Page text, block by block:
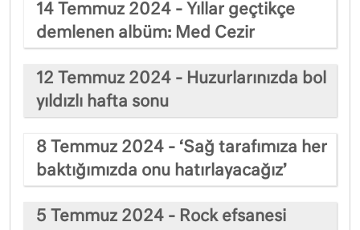
14 Temmuz 2024 - Yıllar geçtikçe
demlenen albüm: Med Cezir
12 Temmuz 2024 - Huzurlarınızda bol
yıldızlı hafta sonu
8 Temmuz 2024 - ‘Sağ tarafımıza her
baktığımızda onu hatırlayacağız’
5 Temmuz 2024 - Rock efsanesi